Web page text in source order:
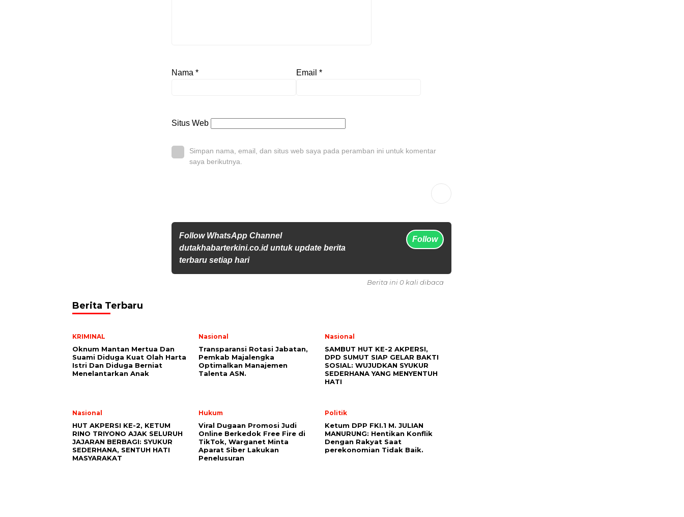
Nama * Email *
Situs Web
Simpan nama, email, dan situs web saya pada peramban ini untuk komentar
saya berikutnya.
Follow WhatsApp Channel
dutakhabarterkini.co.id untuk update berita
terbaru setiap hari
Follow
Berita ini 0 kali dibaca
Berita Terbaru
KRIMINAL
Oknum Mantan Mertua Dan
Suami Diduga Kuat Olah Harta
Istri Dan Diduga Berniat
Menelantarkan Anak
Nasional
Transparansi Rotasi Jabatan,
Pemkab Majalengka
Optimalkan Manajemen
Talenta ASN.
Nasional
SAMBUT HUT KE-2 AKPERSI,
DPD SUMUT SIAP GELAR BAKTI
SOSIAL: WUJUDKAN SYUKUR
SEDERHANA YANG MENYENTUH
HATI
Nasional
HUT AKPERSI KE-2, KETUM
RINO TRIYONO AJAK SELURUH
JAJARAN BERBAGI: SYUKUR
SEDERHANA, SENTUH HATI
MASYARAKAT
Hukum
Viral Dugaan Promosi Judi
Online Berkedok Free Fire di
TikTok, Warganet Minta
Aparat Siber Lakukan
Penelusuran
Politik
Ketum DPP FKI.1 M. JULIAN
MANURUNG: Hentikan Konflik
Dengan Rakyat Saat
perekonomian Tidak Baik.